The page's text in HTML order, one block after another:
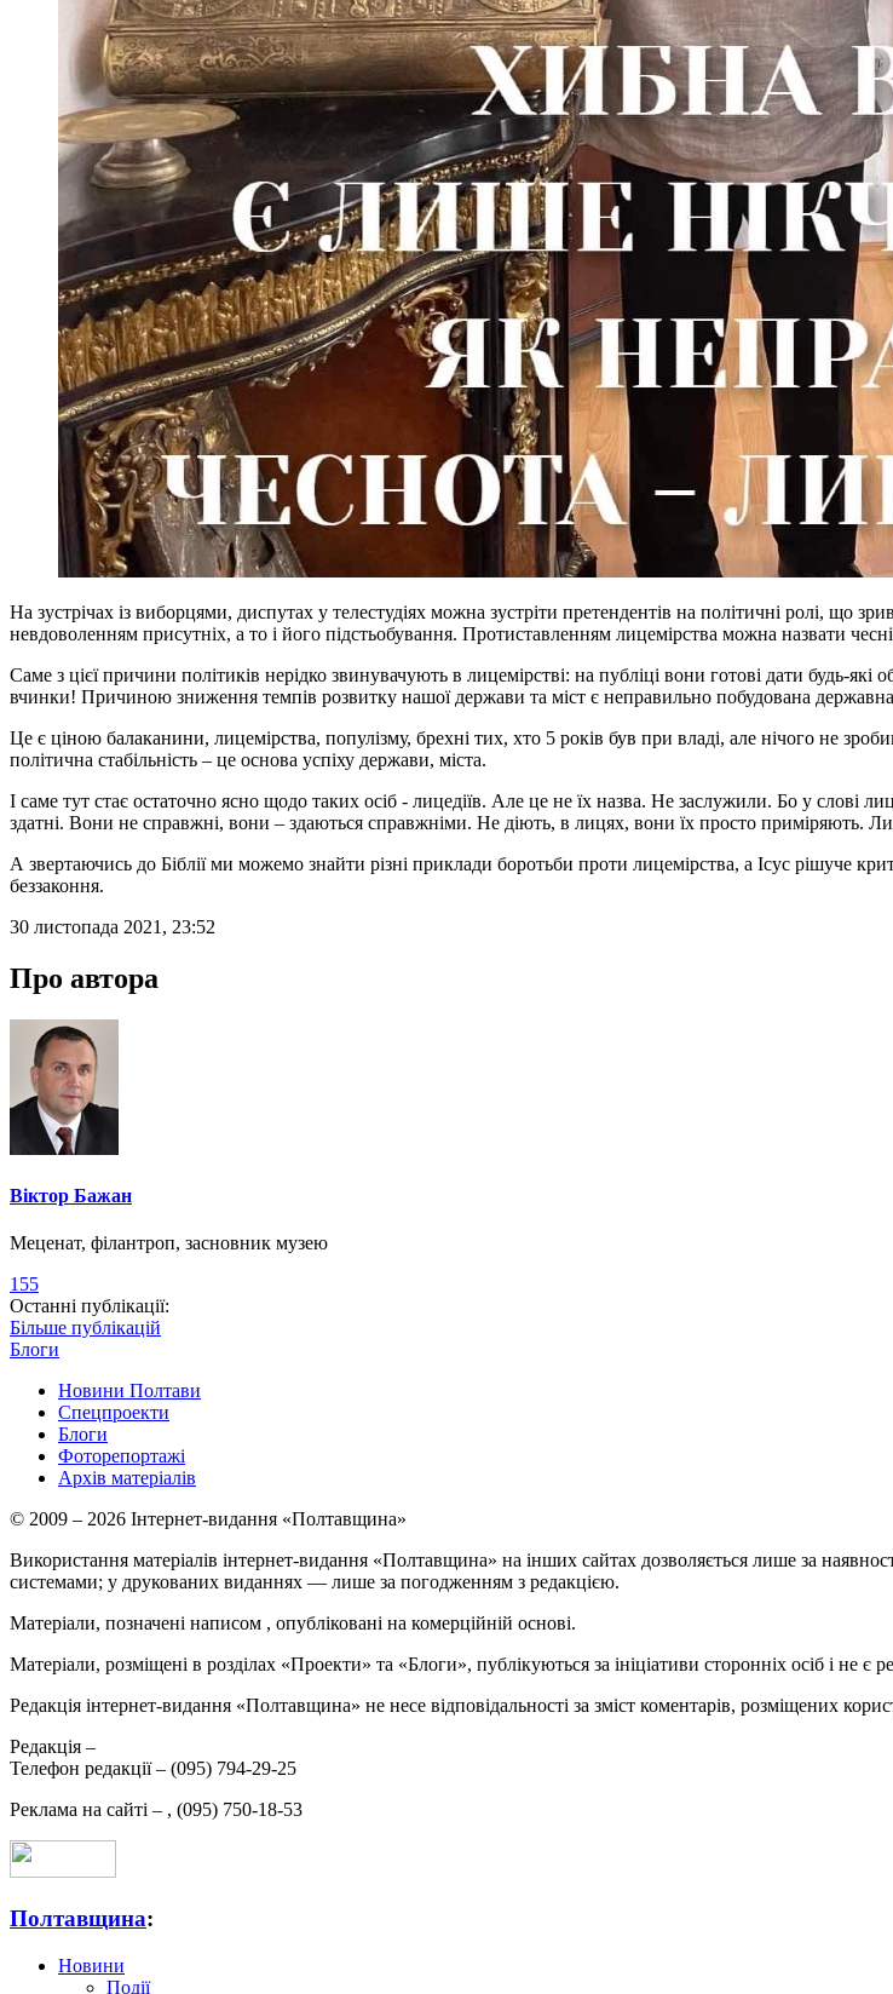
На зустрічах iз виборцями, диспутах у телестудіях можна зустріти претендентів на політичні ролі, що
невдоволенням присутніх, а то і його підстьобування. Протиставленням лицемірства можна назвати
Саме з цієї причини політиків нерідко звинувачують в лицемірстві: на публіці вони готові дати будь-
вчинки! Причиною зниження темпів розвитку нашої держави та міст є неправильно побудована державна
Це є ціною балаканини, лицемірства, популізму, брехні тих, хто 5 років був при владі, але нічого не
політична стабільність – це основа успіху держави, міста.
І саме тут стає остаточно ясно щодо таких осіб - лицедіїв. Але це не їх назва. Не заслужили. Бо у слові
здатні. Вони не справжні, вони – здаються справжніми. Не діють, в лицях, вони їх просто приміряють.
А звертаючись до Біблії ми можемо знайти різні приклади боротьби проти лицемірства, а Ісус рішуче
беззаконня.
30 листопада 2021, 23:52
Про автора
Віктор Бажан
Меценат, філантроп, засновник музею
155
Останні публікації:
Більше публікацій
Блоги
Новини Полтави
Спецпроекти
Блоги
Фоторепортажі
Архів матеріалів
© 2009 – 2026 Інтернет-видання «Полтавщина»
Використання матеріалів інтернет-видання «Полтавщина» на інших сайтах дозволяється лише за
системами; у друкованих виданнях — лише за погодженням з редакцією.
Матеріали, позначені написом , опубліковані на комерційній основі.
Матеріали, розміщені в розділах «Проекти» та «Блоги», публікуються за ініціативи сторонніх осіб і не є
Редакція інтернет-видання «Полтавщина» не несе відповідальності за зміст коментарів, розміщених
Редакція –
Телефон редакції – (095) 794-29-25
Реклама на сайті – , (095) 750-18-53
Полтавщина:
Новини
Події